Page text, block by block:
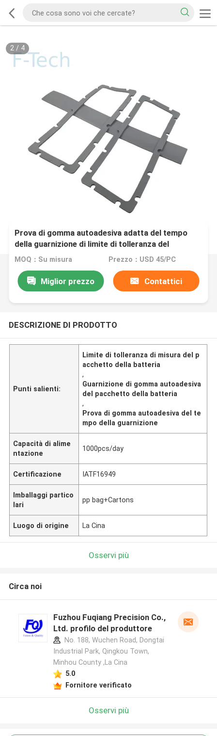
2/ 4
Prova di gomma autoadesiva adatta del tempo
della guarnizione di limite di tolleranza del
pacchetto della batteria
MOQ：Su misura Prezzo：USD 45/PC
Miglior prezzo Contattici
DESCRIZIONE DI PRODOTTO
Punti salienti:
Limite di tolleranza di misura del p
acchetto della batteria
,
Guarnizione di gomma autoadesiva
del pacchetto della batteria
,
Prova di gomma autoadesiva del te
mpo della guarnizione
Capacità di alime
ntazione
1000pcs/day
Certificazione IATF16949
Imballaggi partico
lari
pp bag+Cartons
Luogo di origine La Cina
Osservi più
Circa noi
Fuzhou Fuqiang Precision Co.,
Ltd. profilo del produttore
No. 188, Wuchen Road, Dongtai
Industrial Park, Qingkou Town,
Minhou County ,La Cina
5.0
Fornitore verificato
Osservi più